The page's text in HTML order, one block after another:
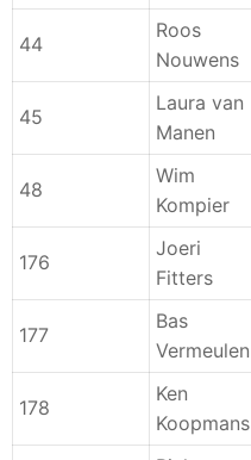
44
Roos
Nouwens
45
Laura van
Manen
48
Wim
Kompier
176
Joeri
Fitters
177
Bas
Vermeulen
178
Ken
Koopmans